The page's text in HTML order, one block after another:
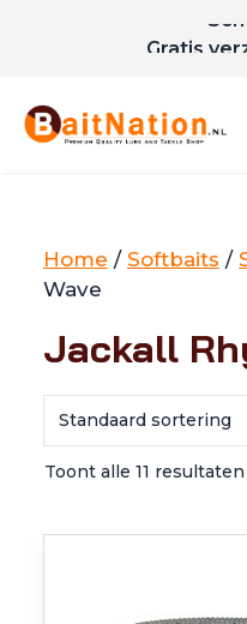
inhoud
Gratis
Home / Softbaits /
Wave
Jackall
Toont alle 11 resultaten